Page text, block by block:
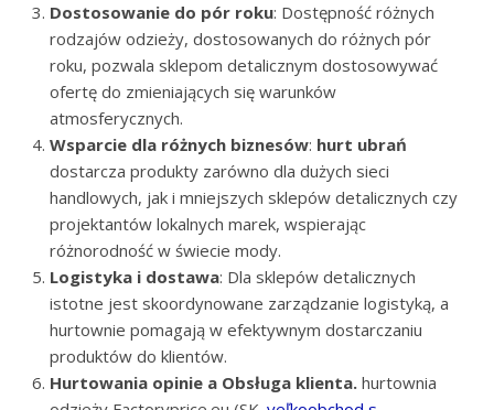
Dostosowanie do pór roku: Dostępność różnych
rodzajów odzieży, dostosowanych do różnych pór
roku, pozwala sklepom detalicznym dostosowywać
ofertę do zmieniających się warunków
atmosferycznych.
Wsparcie dla różnych biznesów: hurt ubrań
dostarcza produkty zarówno dla dużych sieci
handlowych, jak i mniejszych sklepów detalicznych czy
projektantów lokalnych marek, wspierając
różnorodność w świecie mody.
Logistyka i dostawa: Dla sklepów detalicznych
istotne jest skoordynowane zarządzanie logistyką, a
hurtownie pomagają w efektywnym dostarczaniu
produktów do klientów.
Hurtowania opinie a Obsługa klienta. hurtownia